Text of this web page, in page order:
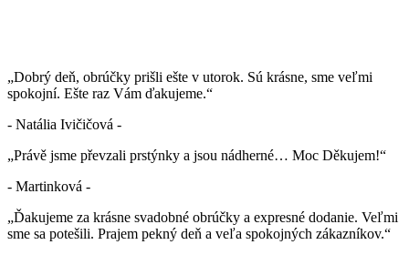
„Dobrý deň, obrúčky prišli ešte v utorok. Sú krásne, sme veľmi
spokojní. Ešte raz Vám ďakujeme.“
- Natália Ivičičová -
„Právě jsme převzali prstýnky a jsou nádherné… Moc Děkujem!“
- Martinková -
„Ďakujeme za krásne svadobné obrúčky a expresné dodanie. Veľmi
sme sa potešili. Prajem pekný deň a veľa spokojných zákazníkov.“